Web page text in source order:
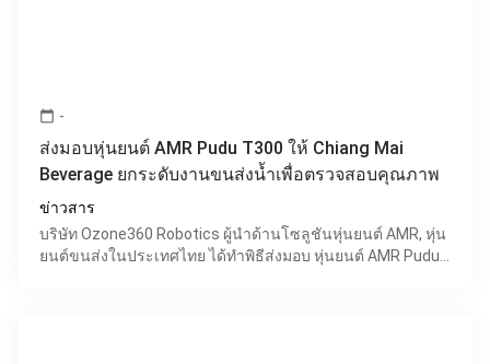
calendar_today -
ส่งมอบหุ่นยนต์ AMR Pudu T300 ให้ Chiang Mai
Beverage ยกระดับงานขนส่งน้ำเพื่อตรวจสอบคุณภาพ
ข่าวสาร
บริษัท Ozone360 Robotics ผู้นำด้านโซลูชันหุ่นยนต์ AMR, หุ่น
ยนต์ขนส่งในประเทศไทย ได้ทำพิธีส่งมอบ หุ่นยนต์ AMR Pudu